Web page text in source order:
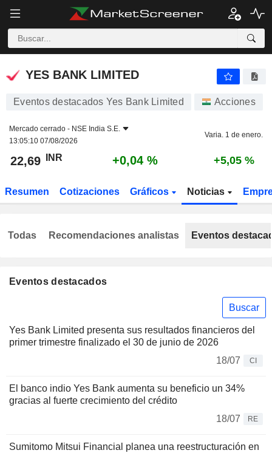
YES BANK LIMITED
YES BANK LIMITED
Eventos destacados Yes Bank Limited Acciones
Mercado cerrado - NSE India S.E.
13:05:10 07/08/2026
Varia. 1 de enero.
22,69 INR +0,04 % +5,05 %
Resumen Cotizaciones Gráficos Noticias
Eventos destacados
Buscar
Yes Bank Limited presenta sus resultados financieros del
primer trimestre finalizado el 30 de junio de 2026
18/07
CI
El banco indio Yes Bank aumenta su beneficio un 34%
gracias al fuerte crecimiento del crédito
18/07
RE
Sumitomo Mitsui Financial planea una reestructuración en
Todas Recomendaciones analistas Eventos